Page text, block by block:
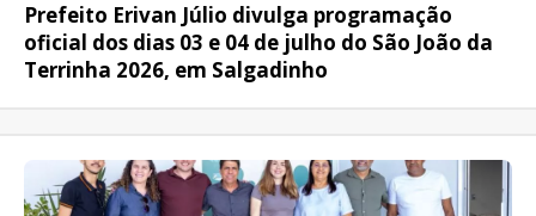
Prefeito Erivan Júlio divulga programação
oficial dos dias 03 e 04 de julho do São João da
Terrinha 2026, em Salgadinho